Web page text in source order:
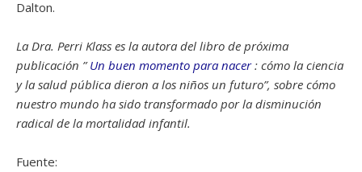
Dalton.
La Dra. Perri Klass es la autora del libro de próxima
publicación ”Un buen momento para nacer: cómo la ciencia
y la salud pública dieron a los niños un futuro”, sobre cómo
nuestro mundo ha sido transformado por la disminución
radical de la mortalidad infantil.
Fuente: